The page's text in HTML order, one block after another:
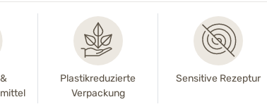
Plastikreduzierte
Verpackung
Sensitive Rezeptur